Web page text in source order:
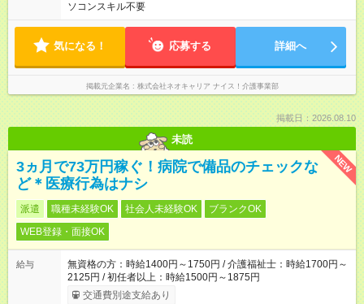
ソコンスキル不要
気になる！ 応募する 詳細へ
掲載元企業名 株式会社ネオキャリア ナイス！介護事業部
掲載日：2026.08.10
未読
NEW
3ヵ月で73万円稼ぐ！病院で備品のチェックな
ど＊医療行為はナシ
派遣 職種未経験OK 社会人未経験OK
ブランクOK
WEB登録・面接OK
給与
無資格の方：時給1400円～1750円 / 介護福祉士：時給1700円～
2125円 / 初任者以上：時給1500円～1875円
交通費別途支給あり